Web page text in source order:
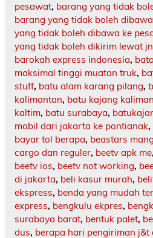
pesawat, barang yang tidak
barang yang tidak boleh
yang tidak boleh dibawa ke
yang tidak boleh dikirim lewat
barokah express indonesia,
maksimal tinggi muatan truk,
stuff, batu alam karang pilang,
kalimantan, batu kajang
kaltim, batu surabaya,
mobil dari jakarta ke pontianak,
bayar tol berapa, beastars
cargo dan reguler, beetv apk me,
beetv ios, beetv not working,
di jakarta, beli kasur murah,
ekspress, benda yang mudah
express, bengkulu ekpres,
surabaya barat, bentuk palet,
dus, berapa hari pengiriman